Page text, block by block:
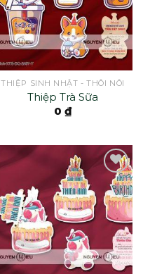
THIỆP SINH NHẬT - THÔI NÔI
Thiệp Trà Sữa
0 ₫